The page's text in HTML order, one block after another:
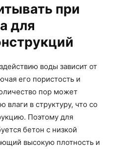
при
для
воды зависит от
его пористость и
пор может
влаги в структуру, что со
Поэтому для
бетон с низкой
высокую плотность и